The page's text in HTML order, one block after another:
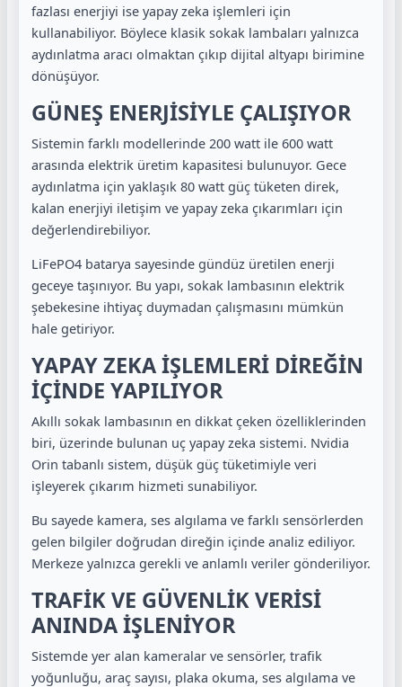
fazlası enerjiyi ise yapay zeka işlemleri için
kullanabiliyor. Böylece klasik sokak lambaları yalnızca
aydınlatma aracı olmaktan çıkıp dijital altyapı birimine
dönüşüyor.
GÜNEŞ ENERJİSİYLE ÇALIŞIYOR
Sistemin farklı modellerinde 200 watt ile 600 watt
arasında elektrik üretim kapasitesi bulunuyor. Gece
aydınlatma için yaklaşık 80 watt güç tüketen direk,
kalan enerjiyi iletişim ve yapay zeka çıkarımları için
değerlendirebiliyor.
LiFePO4 batarya sayesinde gündüz üretilen enerji
geceye taşınıyor. Bu yapı, sokak lambasının elektrik
şebekesine ihtiyaç duymadan çalışmasını mümkün
hale getiriyor.
YAPAY ZEKA İŞLEMLERİ DİREĞİN
İÇİNDE YAPILIYOR
Akıllı sokak lambasının en dikkat çeken özelliklerinden
biri, üzerinde bulunan uç yapay zeka sistemi. Nvidia
Orin tabanlı sistem, düşük güç tüketimiyle veri
işleyerek çıkarım hizmeti sunabiliyor.
Bu sayede kamera, ses algılama ve farklı sensörlerden
gelen bilgiler doğrudan direğin içinde analiz ediliyor.
Merkeze yalnızca gerekli ve anlamlı veriler gönderiliyor.
TRAFİK VE GÜVENLİK VERİSİ
ANINDA İŞLENİYOR
Sistemde yer alan kameralar ve sensörler, trafik
yoğunluğu, araç sayısı, plaka okuma, ses algılama ve